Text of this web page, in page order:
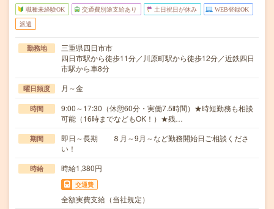
職種未経験OK 交通費別途支給あり 土日祝日が休み WEB登録OK
派遣
勤務地
三重県四日市市
四日市駅から徒歩11分／川原町駅から徒歩12分／近鉄四日
市駅から車8分
曜日頻度 月～金
時間
9:00～17:30（休憩60分・実働7.5時間）★時短勤務も相談
可能（16時までなどもOK！）★残…
期間
即日～長期 ８月～9月～など勤務開始日ご相談くださ
い！
時給 時給1,380円
交通費
全額実費支給（当社規定）